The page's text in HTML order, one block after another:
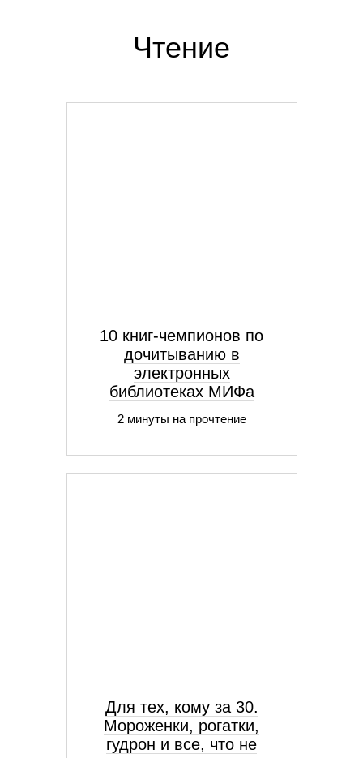
Чтение
10 книг-чемпионов по
дочитыванию в
электронных
библиотеках МИФа
2 минуты на прочтение
Для тех, кому за 30.
Мороженки, рогатки,
гудрон и все, что не